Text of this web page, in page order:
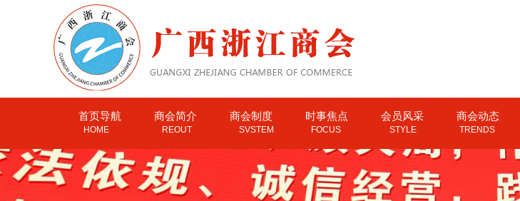
首页导航 商会简介 商会制度 时事焦点 会员风采 商会动态
HOME REOUT SVSTEM FOCUS STYLE TRENDS